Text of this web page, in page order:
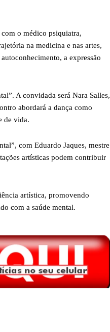
o médico psiquiatra,
na medicina e nas artes,
a expressão
A convidada será Nara Salles,
abordará a dança como
de vida.
com Eduardo Jaques, mestre
artísticas podem contribuir
artística, promovendo
com a saúde mental.